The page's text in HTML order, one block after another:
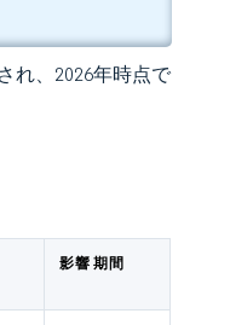
れ、2026年時点で
影響 期間